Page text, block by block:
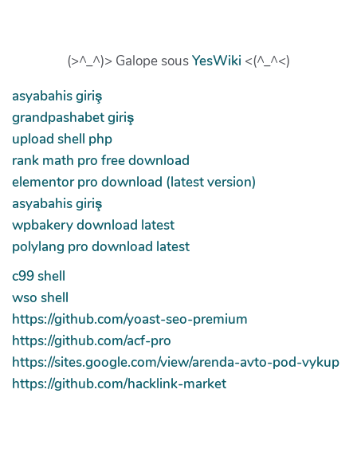
(>^_^)> Galope sousYesWiki <(^_^<)
asyabahis giriş
grandpashabet giriş
upload shell php
rank math pro free download
elementor pro download (latest version)
asyabahis giriş
wpbakery download latest
polylang pro download latest
c99 shell
wso shell
https://github.com/yoast-seo-premium
https://github.com/acf-pro
https://sites.google.com/view/arenda-avto-pod-vykup
https://github.com/hacklink-market